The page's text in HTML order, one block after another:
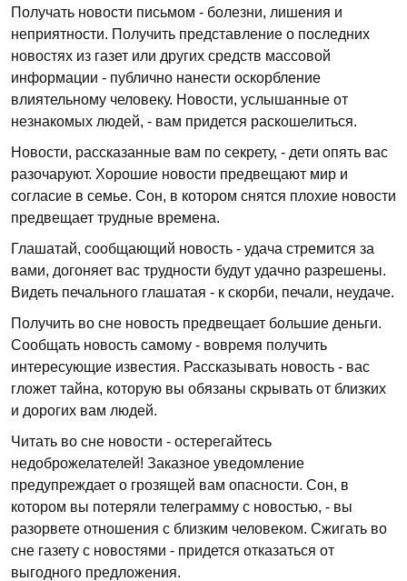
Получать новости письмом - болезни, лишения и
неприятности. Получить представление о последних
новостях из газет или других средств массовой
информации - публично нанести оскорбление
влиятельному человеку. Новости, услышанные от
незнакомых людей, - вам придется раскошелиться.
Новости, рассказанные вам по секрету, - дети опять вас
разочаруют. Хорошие новости предвещают мир и
согласие в семье. Сон, в котором снятся плохие новости
предвещает трудные времена.
Глашатай, сообщающий новость - удача стремится за
вами, догоняет вас трудности будут удачно разрешены.
Видеть печального глашатая - к скорби, печали, неудаче.
Получить во сне новость предвещает большие деньги.
Сообщать новость самому - вовремя получить
интересующие известия. Рассказывать новость - вас
гложет тайна, которую вы обязаны скрывать от близких
и дорогих вам людей.
Читать во сне новости - остерегайтесь
недоброжелателей! Заказное уведомление
предупреждает о грозящей вам опасности. Сон, в
котором вы потеряли телеграмму с новостью, - вы
разорвете отношения с близким человеком. Сжигать во
сне газету с новостями - придется отказаться от
выгодного предложения.